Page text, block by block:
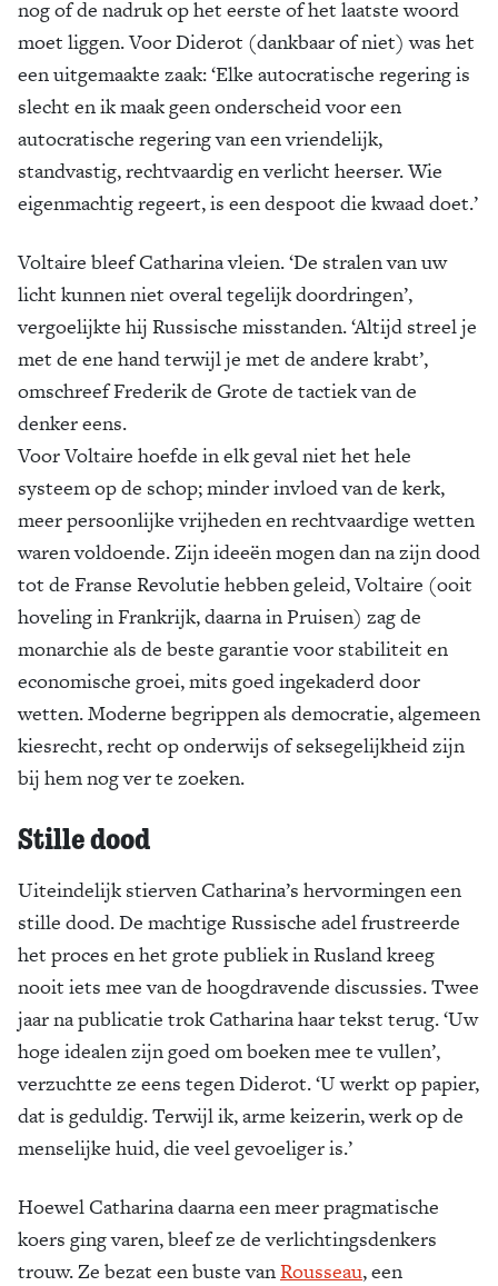
nog of de nadruk op het eerste of het laatste woord
moet liggen. Voor Diderot (dankbaar of niet) was het
een uitgemaakte zaak: ‘Elke autocratische regering is
slecht en ik maak geen onderscheid voor een
autocratische regering van een vriendelijk,
standvastig, rechtvaardig en verlicht heerser. Wie
eigenmachtig regeert, is een despoot die kwaad doet.’
Voltaire bleef Catharina vleien. ‘De stralen van uw
licht kunnen niet overal tegelijk doordringen’,
vergoelijkte hij Russische misstanden. ‘Altijd streel je
met de ene hand terwijl je met de andere krabt’,
omschreef Frederik de Grote de tactiek van de
denker eens.
Voor Voltaire hoefde in elk geval niet het hele
systeem op de schop; minder invloed van de kerk,
meer persoonlijke vrijheden en rechtvaardige wetten
waren voldoende. Zijn ideeën mogen dan na zijn dood
tot de Franse Revolutie hebben geleid, Voltaire (ooit
hoveling in Frankrijk, daarna in Pruisen) zag de
monarchie als de beste garantie voor stabiliteit en
economische groei, mits goed ingekaderd door
wetten. Moderne begrippen als democratie, algemeen
kiesrecht, recht op onderwijs of seksegelijkheid zijn
bij hem nog ver te zoeken.
Stille dood
Uiteindelijk stierven Catharina’s hervormingen een
stille dood. De machtige Russische adel frustreerde
het proces en het grote publiek in Rusland kreeg
nooit iets mee van de hoogdravende discussies. Twee
jaar na publicatie trok Catharina haar tekst terug. ‘Uw
hoge idealen zijn goed om boeken mee te vullen’,
verzuchtte ze eens tegen Diderot. ‘U werkt op papier,
dat is geduldig. Terwijl ik, arme keizerin, werk op de
menselijke huid, die veel gevoeliger is.’
Hoewel Catharina daarna een meer pragmatische
koers ging varen, bleef ze de verlichtingsdenkers
trouw. Ze bezat een buste vanRousseau, een